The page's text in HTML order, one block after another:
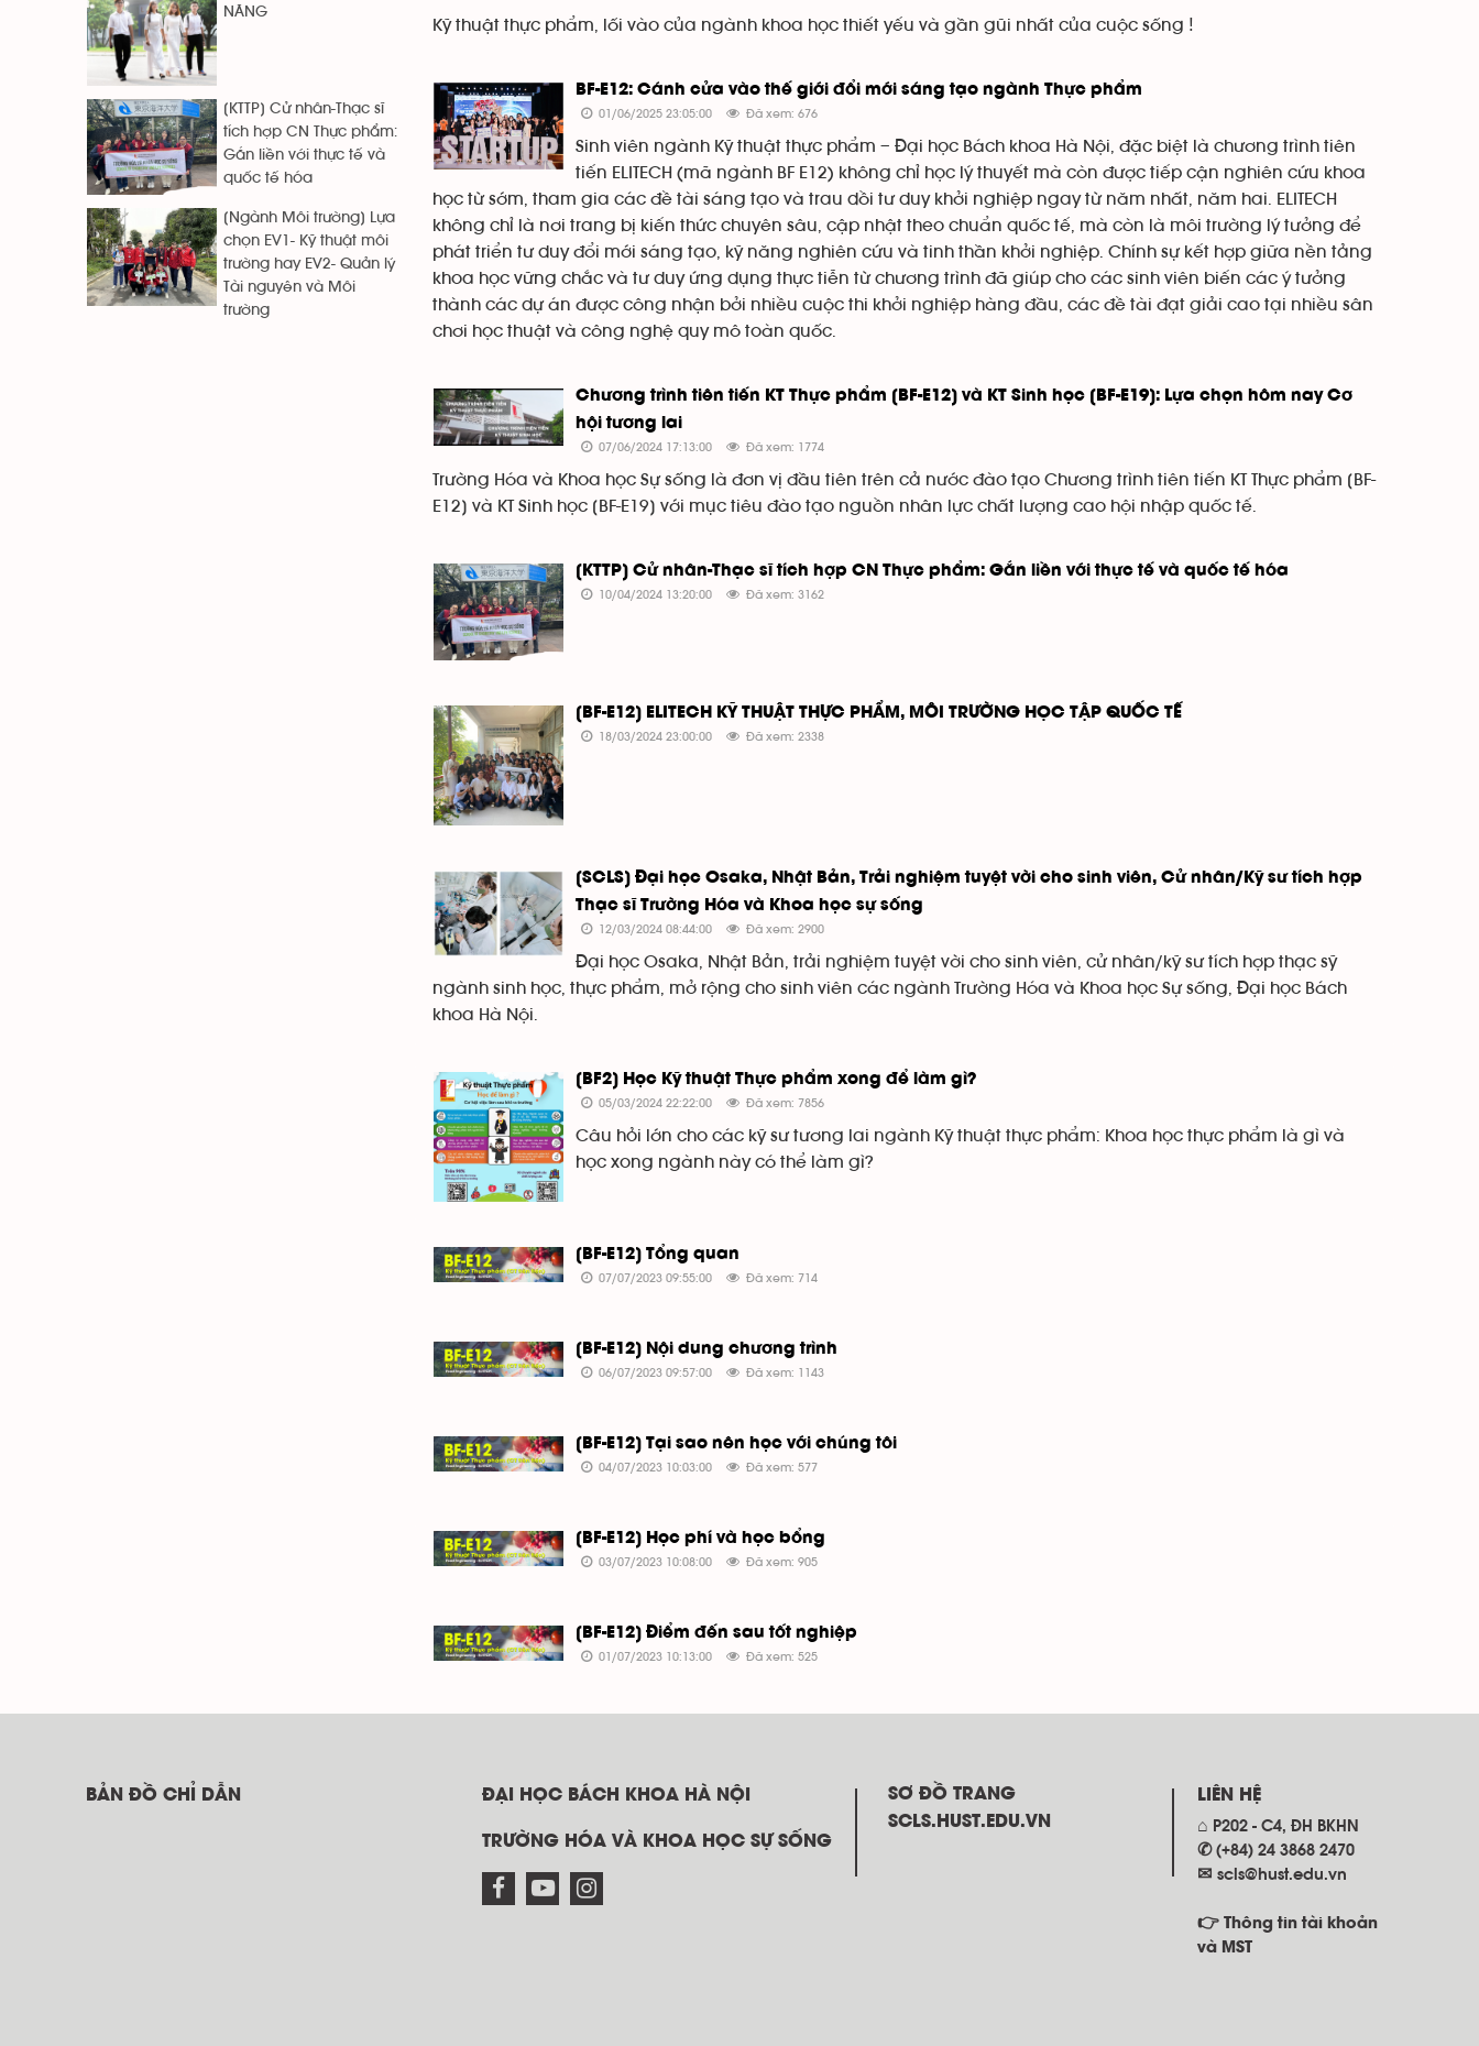
Kỹ thuật thực phẩm, lối vào của ngành khoa học thiết yếu và gần gũi nhất của cuộc sống !
BF-E12: Cánh cửa vào thế giới đổi mới sáng tạo ngành Thực phẩm
01/06/2025 23:05:00 Đã xem: 676
Sinh viên ngành Kỹ thuật thực phẩm – Đại học Bách khoa Hà Nội, đặc biệt là chương trình tiên
tiến ELITECH (mã ngành BF E12) không chỉ học lý thuyết mà còn được tiếp cận nghiên cứu khoa
học từ sớm, tham gia các đề tài sáng tạo và trau dồi tư duy khởi nghiệp ngay từ năm nhất, năm hai. ELITECH
không chỉ là nơi trang bị kiến thức chuyên sâu, cập nhật theo chuẩn quốc tế, mà còn là môi trường lý tưởng để
phát triển tư duy đổi mới sáng tạo, kỹ năng nghiên cứu và tinh thần khởi nghiệp. Chính sự kết hợp giữa nền tảng
khoa học vững chắc và tư duy ứng dụng thực tiễn từ chương trình đã giúp cho các sinh viên biến các ý tưởng
thành các dự án được công nhận bởi nhiều cuộc thi khởi nghiệp hàng đầu, các đề tài đạt giải cao tại nhiều sân
chơi học thuật và công nghệ quy mô toàn quốc.
Chương trình tiên tiến KT Thực phẩm [BF-E12] và KT Sinh học [BF-E19]: Lựa chọn hôm nay Cơ
hội tương lai
07/06/2024 17:13:00 Đã xem: 1774
Trường Hóa và Khoa học Sự sống là đơn vị đầu tiên trên cả nước đào tạo Chương trình tiên tiến KT Thực phẩm [BF-
E12] và KT Sinh học [BF-E19] với mục tiêu đào tạo nguồn nhân lực chất lượng cao hội nhập quốc tế.
[KTTP] Cử nhân-Thạc sĩ tích hợp CN Thực phẩm: Gắn liền với thực tế và quốc tế hóa
10/04/2024 13:20:00 Đã xem: 3162
[BF-E12] ELITECH KỸ THUẬT THỰC PHẨM, MÔI TRƯỜNG HỌC TẬP QUỐC TẾ
18/03/2024 23:00:00 Đã xem: 2338
[SCLS] Đại học Osaka, Nhật Bản, Trải nghiệm tuyệt vời cho sinh viên, Cử nhân/Kỹ sư tích hợp
Thạc sĩ Trường Hóa và Khoa học sự sống
12/03/2024 08:44:00 Đã xem: 2900
Đại học Osaka, Nhật Bản, trải nghiệm tuyệt vời cho sinh viên, cử nhân/kỹ sư tích hợp thạc sỹ
ngành sinh học, thực phẩm, mở rộng cho sinh viên các ngành Trường Hóa và Khoa học Sự sống, Đại học Bách
khoa Hà Nội.
[BF2] Học Kỹ thuật Thực phẩm xong để làm gì?
05/03/2024 22:22:00 Đã xem: 7856
Câu hỏi lớn cho các kỹ sư tương lai ngành Kỹ thuật thực phẩm: Khoa học thực phẩm là gì và
học xong ngành này có thể làm gì?
[BF-E12] Tổng quan
07/07/2023 09:55:00 Đã xem: 714
[BF-E12] Nội dung chương trình
06/07/2023 09:57:00 Đã xem: 1143
[BF-E12] Tại sao nên học với chúng tôi
04/07/2023 10:03:00 Đã xem: 577
[BF-E12] Học phí và học bổng
03/07/2023 10:08:00 Đã xem: 905
[BF-E12] Điểm đến sau tốt nghiệp
01/07/2023 10:13:00 Đã xem: 525
NĂNG
[KTTP] Cử nhân-Thạc sĩ
tích hợp CN Thực phẩm:
Gắn liền với thực tế và
quốc tế hóa
[Ngành Môi trường] Lựa
chọn EV1- Kỹ thuật môi
trường hay EV2- Quản lý
Tài nguyên và Môi
trường
BẢN ĐỒ CHỈ DẪN ĐẠI HỌC BÁCH KHOA HÀ NỘI
TRƯỜNG HÓA VÀ KHOA HỌC SỰ SỐNG
SƠ ĐỒ TRANG
SCLS.HUST.EDU.VN
LIÊN HỆ
⌂ P202 - C4, ĐH BKHN
✆ (+84) 24 3868 2470
✉ scls@hust.edu.vn
👉 Thông tin tài khoản
và MST